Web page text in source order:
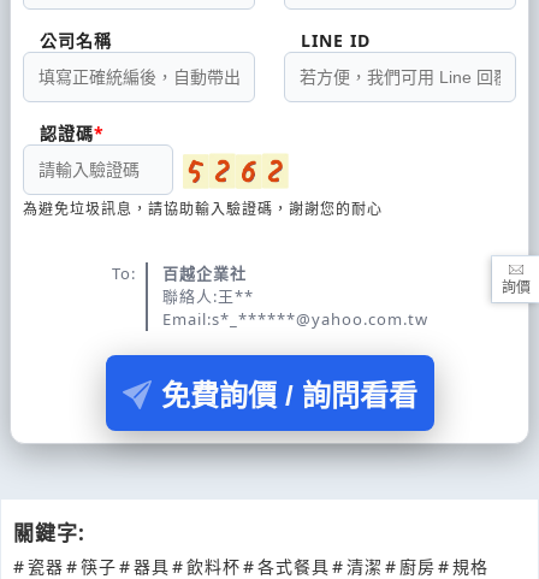
公司名稱 LINE ID
認證碼
為避免垃圾訊息，請協助輸入驗證碼，謝謝您的耐心
To:
百越企業社
聯絡人:王**
Email:s*_******@yahoo.com.tw
免費詢價 / 詢問看看
關鍵字:
#瓷器#筷子#器具#飲料杯#各式餐具#清潔 # 廚房#規格
詢價